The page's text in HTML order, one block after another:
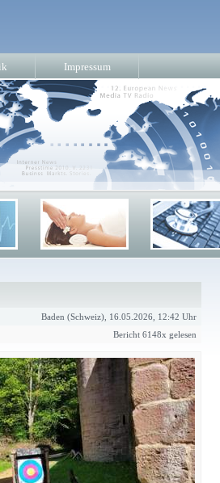
Impressum
Baden (Schweiz), 16.05.2026, 12:42 Uhr
Bericht 6148x gelesen